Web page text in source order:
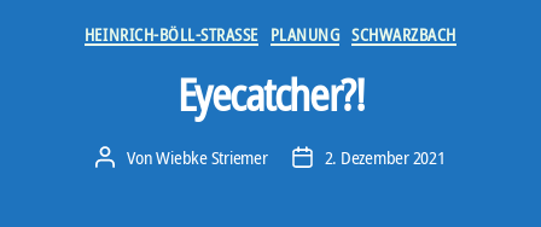
Kategorien
HEINRICH-BÖLL-STRASSE PLANUNG SCHWARZBACH
Eyecatcher?!
Beitragsautor
VonWiebke Striemer Veröffentlichungsdatum
2. Dezember 2021